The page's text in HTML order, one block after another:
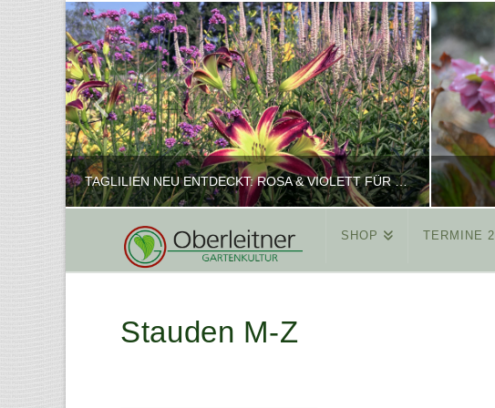
TAGLILIEN NEU ENTDECKT: ROSA & VIOLETT FÜR ROMANTISCHE PFLANZKOMBINATIONEN
REINHARD
SHOP TERMINE
Stauden M-Z